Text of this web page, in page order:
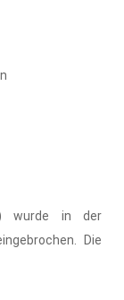
wurde in der
Die